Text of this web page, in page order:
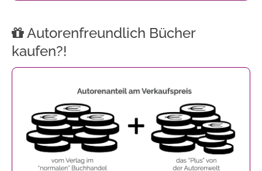
Autorenfreundlich Bücher
kaufen?!